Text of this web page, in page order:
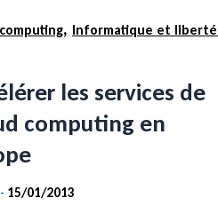
, Informatique et
les services de
computing en
- 15/01/2013